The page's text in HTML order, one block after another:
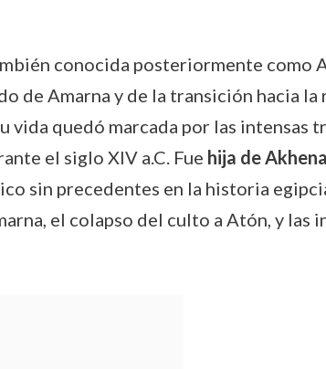
conocida posteriormente como
de Amarna y de la transición hacia
vida quedó marcada por las
el siglo XIV a.C. Fue hija de
sin precedentes en la historia
el colapso del culto a Atón, y